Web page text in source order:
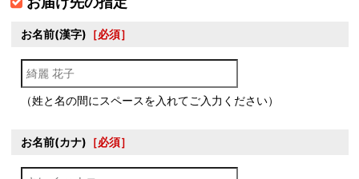
お名前(漢字) ［必須］
（姓と名の間にスペースを入れてご入力ください）
お名前(カナ) ［必須］